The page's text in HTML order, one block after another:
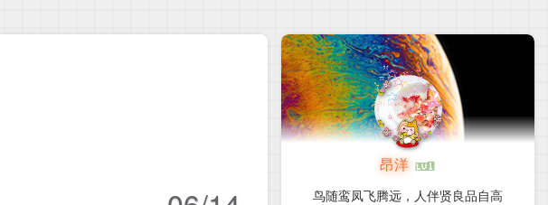
昂洋
鸟随鸾凤飞腾远，人伴贤良品自高